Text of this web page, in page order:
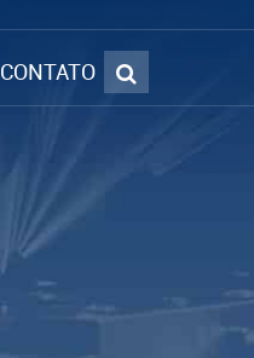
CONTATO